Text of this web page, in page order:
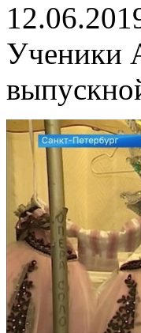
Ученики